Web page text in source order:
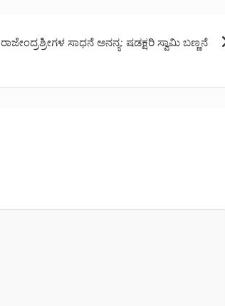
ರಾಜೇಂದ್ರಶ್ರೀಗಳ ಸಾಧನೆ ಅನನ್ಯ: ಷಡಕ್ಷರಿ ಸ್ವಾಮಿ ಬಣ್ಣನೆ